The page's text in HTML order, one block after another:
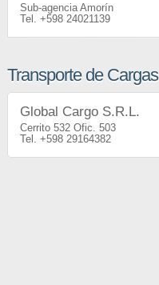
Sub-agencia Amorín
+598 24021139
Transporte de Cargas
Global Cargo S.R.L.
Cerrito 532 Ofic. 503
+598 29164382